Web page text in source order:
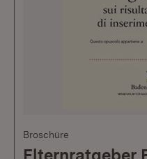
Broschüre